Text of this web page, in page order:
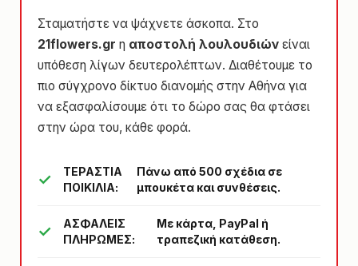
Σταματήστε να ψάχνετε άσκοπα. Στο
21flowers.gr η αποστολή λουλουδιώνείναι
υπόθεση λίγων δευτερολέπτων. Διαθέτουμε το
πιο σύγχρονο δίκτυο διανομής στην Αθήνα για
να εξασφαλίσουμε ότι το δώρο σας θα φτάσει
στην ώρα του, κάθε φορά.
ΤΕΡΑΣΤΙΑ
ΠΟΙΚΙΛΙΑ:
Πάνω από 500 σχέδια σε
μπουκέτα και συνθέσεις.
ΑΣΦΑΛΕΙΣ
ΠΛΗΡΩΜΕΣ:
Με κάρτα, PayPal ή
τραπεζική κατάθεση.